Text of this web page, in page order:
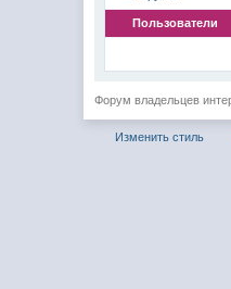
Пользователи
Форум владельцев
Изменить стиль